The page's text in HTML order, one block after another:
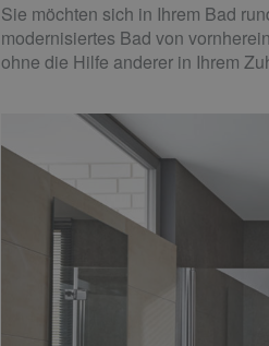
Sie möchten sich in Ihrem Bad
modernisiertes Bad von
ohne die Hilfe anderer in Ihrem